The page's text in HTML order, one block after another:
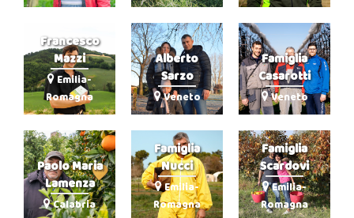
Francesco
Mazzi
Emilia-
Romagna
Alberto
Sarzo
Veneto
Famiglia
Casarotti
Veneto
Paolo Maria
Lamenza
Calabria
Famiglia
Nucci
Emilia-
Romagna
Famiglia
Scardovi
Emilia-
Romagna